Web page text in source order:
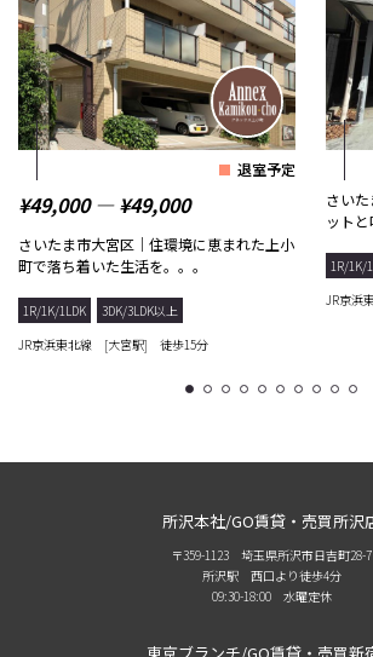
退室予定
¥49,000 ― ¥49,000
さいたま市大宮区｜住環境に恵まれた上小
町で落ち着いた生活を。。。
1R/1K/1LDK
3DK/3LDK以上
JR京浜東北線 [大宮駅] 徒歩15分
さい
ット
1R/1K/
JR京浜
1 2 3 4 5 6 7 8 9 10
所沢本社/GO賃貸・売買所沢
〒359-1123 埼玉県所沢市日吉町28-7
所沢駅 西口より徒歩4分
09:30-18:00 水曜定休